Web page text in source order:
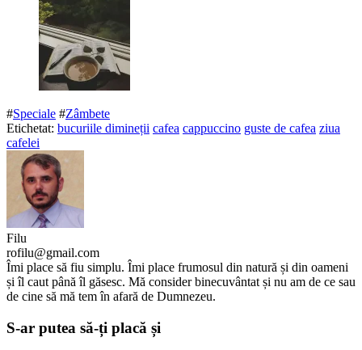
#Speciale #Zâmbete
Etichetat: bucuriile dimineții cafea cappuccino guste de cafea ziua
cafelei
Filu
rofilu@gmail.com
Îmi place să fiu simplu. Îmi place frumosul din natură și din oameni
și îl caut până îl găsesc. Mă consider binecuvântat și nu am de ce sau
de cine să mă tem în afară de Dumnezeu.
S-ar putea să-ți placă și